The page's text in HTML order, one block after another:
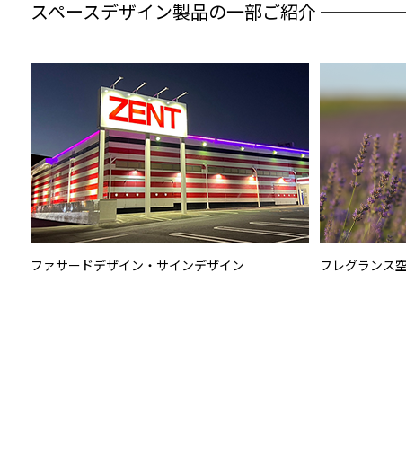
スペースデザイン製品の一部ご紹介
ファサードデザイン・サインデザイン フレグランス